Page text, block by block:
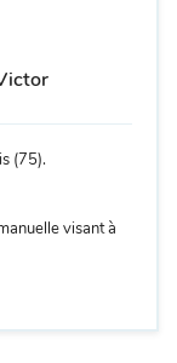
(75).
visant à